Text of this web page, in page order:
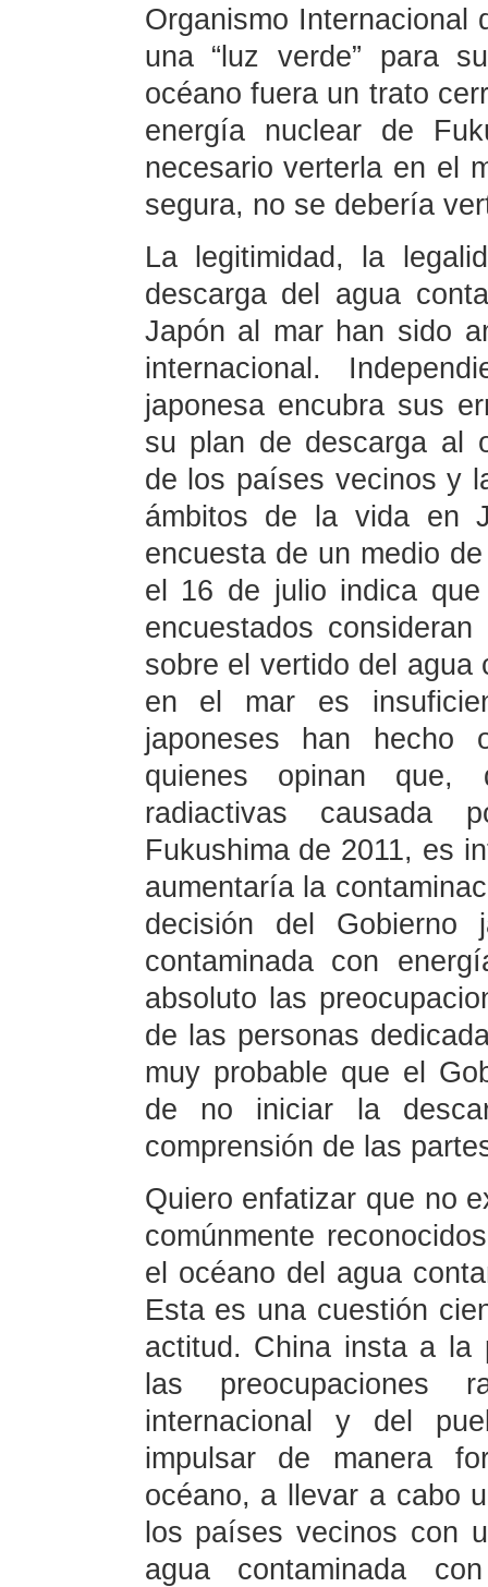
Organismo Internacional
una “luz verde” para
océano fuera un trato
energía nuclear de
necesario verterla en el
segura, no se debería
La legitimidad, la
descarga del agua
Japón al mar han sido
internacional.
japonesa encubra sus
su plan de descarga al
de los países vecinos y
ámbitos de la vida en
encuesta de un medio
el 16 de julio indica
encuestados
sobre el vertido del agua
en el mar es
japoneses han hecho
quienes opinan
radiactivas causada
Fukushima de 2011, es
aumentaría la
decisión del Gobierno
contaminada con
absoluto las
de las personas
muy probable que el
de no iniciar la
comprensión de las
Quiero enfatizar que no
comúnmente
el océano del agua
Esta es una cuestión
actitud. China insta a la
las preocupaciones
internacional y del
impulsar de manera
océano, a llevar a cabo
los países vecinos con
agua contaminada